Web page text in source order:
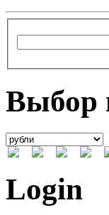
Выбор
Login